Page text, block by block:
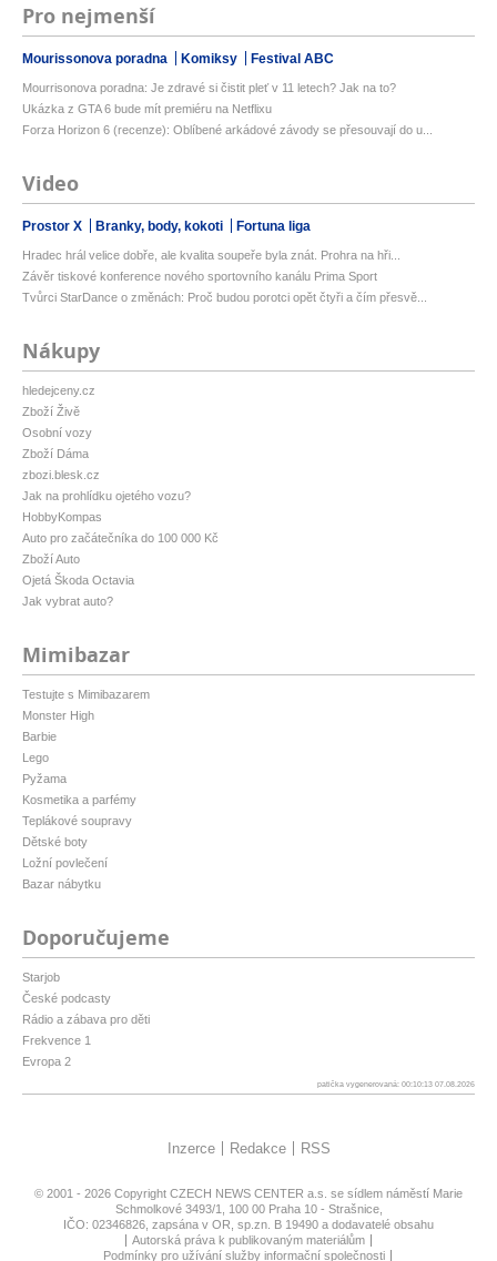
Pro nejmenší
Mourissonova poradna Komiksy Festival ABC
Mourrisonova poradna: Je zdravé si čistit pleť v 11 letech? Jak na to?
Ukázka z GTA 6 bude mít premiéru na Netflixu
Forza Horizon 6 (recenze): Oblíbené arkádové závody se přesouvají do u...
Video
Prostor X Branky, body, kokoti Fortuna liga
Hradec hrál velice dobře, ale kvalita soupeře byla znát. Prohra na hři...
Závěr tiskové konference nového sportovního kanálu Prima Sport
Tvůrci StarDance o změnách: Proč budou porotci opět čtyři a čím přesvě...
Nákupy
hledejceny.cz
Zboží Živě
Osobní vozy
Zboží Dáma
zbozi.blesk.cz
Jak na prohlídku ojetého vozu?
HobbyKompas
Auto pro začátečníka do 100 000 Kč
Zboží Auto
Ojetá Škoda Octavia
Jak vybrat auto?
Mimibazar
Testujte s Mimibazarem
Monster High
Barbie
Lego
Pyžama
Kosmetika a parfémy
Teplákové soupravy
Dětské boty
Ložní povlečení
Bazar nábytku
Doporučujeme
Starjob
České podcasty
Rádio a zábava pro děti
Frekvence 1
Evropa 2
patička vygenerovaná: 00:10:13 07.08.2026
Inzerce Redakce RSS
© 2001 - 2026 Copyright CZECH NEWS CENTER a.s. se sídlem náměstí Marie
Schmolkové 3493/1, 100 00 Praha 10 - Strašnice,
IČO: 02346826, zapsána v OR, sp.zn. B 19490 a dodavatelé obsahu
Autorská práva k publikovaným materiálům
Podmínky pro užívání služby informační společnosti